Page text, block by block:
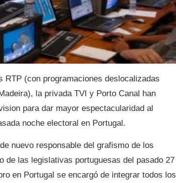
RTP (con programaciones deslocalizadas
la privada TVI y Porto Canal han
para dar mayor espectacularidad al
noche electoral en Portugal.
nuevo responsable del grafismo de los
de las legislativas portuguesas del pasado 27
en Portugal se encargó de integrar todos los